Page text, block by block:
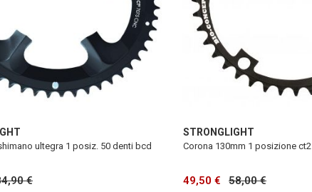
ultegra 1 posiz. 50 denti bcd
€
STRONGLIGHT
Corona 130mm 1 posizione ct2
49,50 € 58,00 €